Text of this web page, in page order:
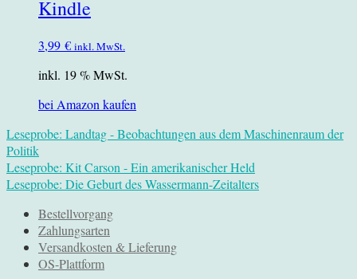
Kindle
3,99 € inkl. MwSt.
inkl. 19 % MwSt.
bei Amazon kaufen
Leseprobe: Landtag - Beobachtungen aus dem Maschinenraum der
Politik
Leseprobe: Kit Carson - Ein amerikanischer Held
Leseprobe: Die Geburt des Wassermann-Zeitalters
Bestellvorgang
Zahlungsarten
Versandkosten & Lieferung
OS-Plattform